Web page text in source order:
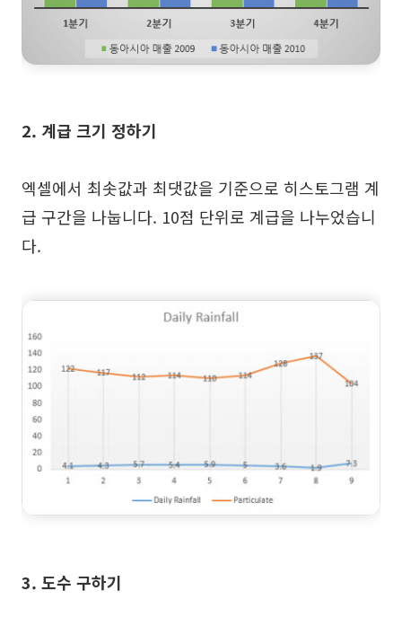
기업 버전
프라이빗 네트워크 배포
2. 계급 크기 정하기
엑셀에서 최솟값과 최댓값을 기준으로 히스토그램 계
급 구간을 나눕니다. 10점 단위로 계급을 나누었습니
다.
3. 도수 구하기